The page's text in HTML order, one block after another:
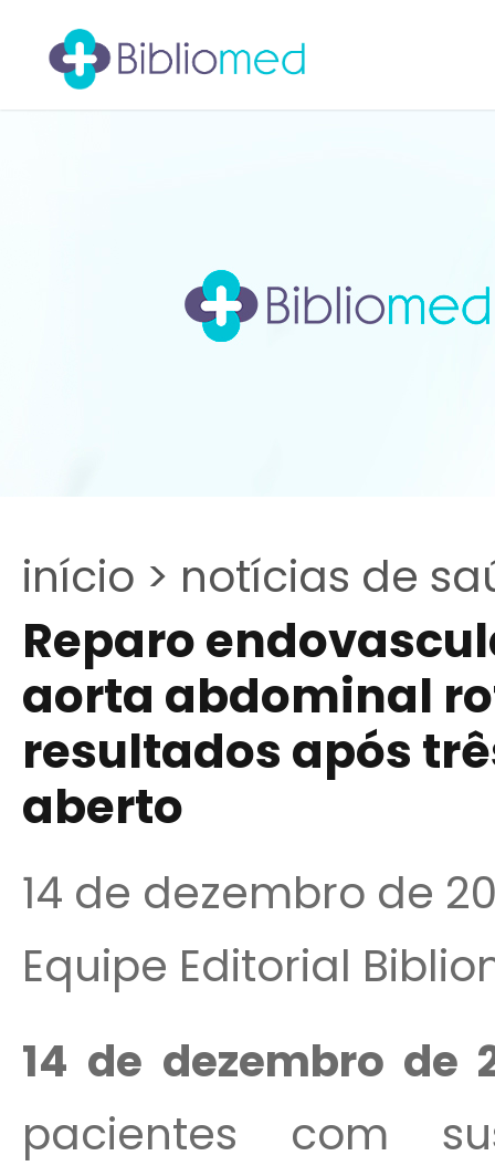
início > notícias de
Reparo
aorta abdominal
resultados após
aberto
14 de dezembro de
Equipe Editorial
14 de dezembro de
pacientes com